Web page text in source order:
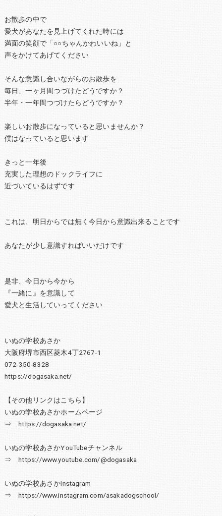
お散歩の中で
愛犬があなたを見上げてくれた時には
満面の笑顔で「○○ちゃんかわいいね」と
声をかけてあげてください
そんな意識し合いながらのお散歩を
毎日、一ヶ月間つづけたどうですか？
半年・一年間つづけたらどうですか？
楽しいお散歩になっていると思いませんか？
僕はなっていると思います
きっと一年後
充実した理想のドックライフに
近づいているはずです
これは、明日からでは無く今日から意識出来ることです
あなたが少し意識すればいいだけです
是非、今日から今から
『一緒に』を意識して
愛犬と生活していってください
いぬの学校あさか
大阪府堺市西区菱木4丁2767-1
072-350-8328
https://dogasaka.net/
【その他リンクはこちら】
いぬの学校あさかホームページ
⇒ https://dogasaka.net/
いぬの学校あさかYouTubeチャンネル
⇒ https://www.youtube.com/@dogasaka
いぬの学校あさかInstagram
⇒ https://www.instagram.com/asakadogschool/